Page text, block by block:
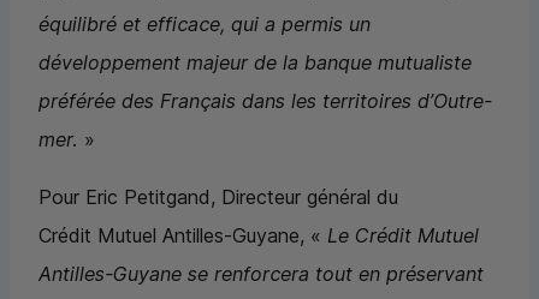
équilibré et efficace, qui a permis un
développement majeur de la banque mutualiste
préférée des Français dans les territoires d’Outre-
mer. »
Pour Eric Petitgand, Directeur général du
Crédit Mutuel Antilles-Guyane, « Le Crédit Mutuel
Antilles-Guyane se renforcera tout en préservant